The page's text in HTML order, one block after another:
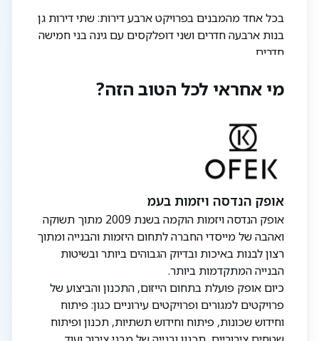
בכל אחד מהמבנים בפרויקט ארבע דירות: שתי דירות גן
בנות ארבעה חדרים ושני דופלקסים עם גינה בני חמישה
חדרים.
הדירות מאופיינות בתכנון מוקפד וחכם המתאים
בצורה שתאפשר לכם לגדל את המשפחה שלכם בבית
שמתאים לכם בדיוק, כמו שתמיד חלמתם.
מי אחראי לכל הטוב הזה?
אופק הנדסה ויזמות בעמ
אופק הנדסה ויזמות הוקמה בשנת 2009 מתוך תשוקה
ואהבה של מייסדי החברה לתחום היזמות והבנייה ומתוך
רצון לבנות באיכות ובדיוק הגבוהים ביותר ובשיטות
הבנייה המתקדמות ביותר.
כיום אופק פועלת בתחום הייזום, התכנון והביצוע של
פרויקטים למגורים ופרויקטים עירוניים כגון: פיתוח
וחידוש שכונות, פיתוח וחידוש תשתיות, תכנון ופיתוח